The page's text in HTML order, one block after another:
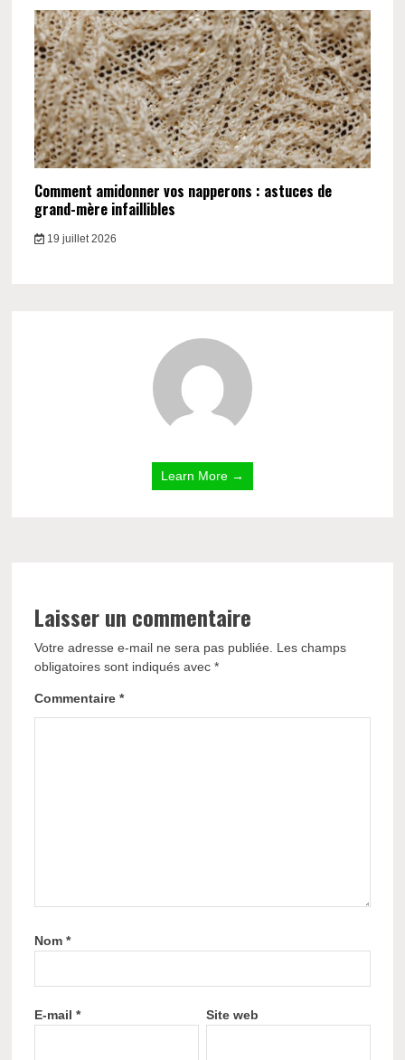
Comment amidonner vos napperons : astuces de
grand-mère infaillibles
19 juillet 2026
Learn More →
Laisser un commentaire
Votre adresse e-mail ne sera pas publiée. Les champs
obligatoires sont indiqués avec*
Commentaire*
Nom*
E-mail* Site web